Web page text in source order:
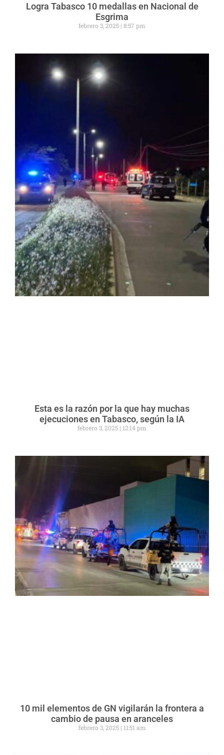
Logra Tabasco 10 medallas en Nacional de
Esgrima
febrero 3, 2025 8:57 pm
Esta es la razón por la que hay muchas
ejecuciones en Tabasco, según la IA
febrero 3, 2025 12:14 pm
10 mil elementos de GN vigilarán la frontera a
cambio de pausa en aranceles
febrero 3, 2025 11:51 am